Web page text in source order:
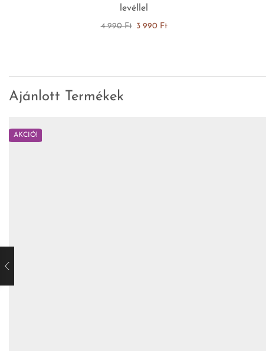
levéllel
4 990Ft 3 990 Ft
Ajánlott Termékek
AKCIÓ!